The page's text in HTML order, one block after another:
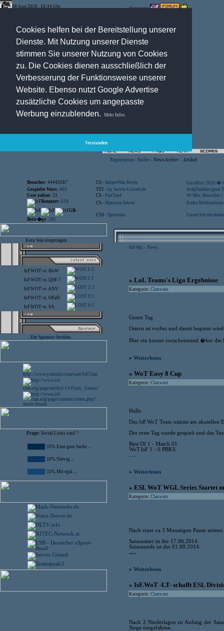
Cookies helfen bei der Bereitstellung unserer
Dienste. Mit Nutzung unserer Dienste
stimmen Sie unserer Nutzung von Cookies
zu. Die Cookies dienen ausschließlich der
Verbesserung der Funktionsweise unserer
Website. Ebenso nutzt Google Advertise
zusätzliche Cookies um angepasste
Werbung einzublenden.
Mehr Infos
Verstanden
08.Aug.2026 , 10:34 Uhr Optionen:
Registration - Suche - News Archiv - Artikel
Besucher: 44443567 CS - SniperWar Server
Goodbye 2025 �
Gespielte Wars: 803 TF2 - by Server-United.de
SofaDaddler goes
User online: 23 CS - FunYard
40 Mio. Beuscher
Benutzer: 618 CS - Mansion Server
Frohe
GB-
Beitr�ge: 285
CSS - Spelunke Unser
Kein War eingetragen
IsF.WOT vs. HoW 2:1
IsF.WOT vs. QSF-7 2:1
IsF.WOT vs.ANV 1:2
IsF.WOT vs. OFaH 0:2
IsF.WOT vs. SA 0:2
- Zur Sponsor Section -
Frage: Social Links sind ?
33% Eine gute Sache ...
33% Nervig ...
33% Mir egal ...
IsF-Hp > News
» LoL Teams's Liga Ergebnisse
Kategorie: Clanwars
Guten Tag
Ostern ist vorbei und damit beginnt
Hier ein kurzer zwischenstand �ber die
» Weiterlesen
» WoT Easy 8 Cup
Kategorie: Clanwars
Hallo
Das IsF.WoT Team nimmt am akutellen
Der erste Tag wurde gespielt und das
Best Of 1 - Match 01
WoT.IsF 1 - 0 PBKS
» Weiterlesen
» ESL WoT WGL Series Startet
Kategorie: Clanwars
Nach einer ca 3 Monatigen Pause
Saisonstart ist der 17.06.2014.
Saisonende ist der 01.08.2014.
.....
» Weiterlesen
» IsF.WoT -LT- schafft ESL
Kategorie: Clanwars
Nach 2 Niederlagen zu Anfang der
Siege eingefahren.